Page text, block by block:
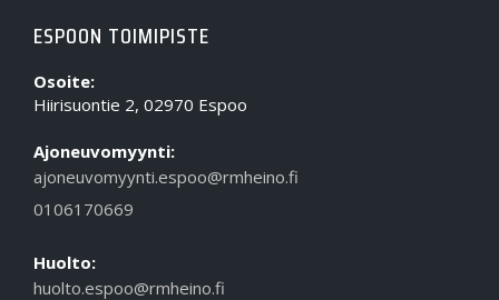
ESPOON TOIMIPISTE
Osoite:
Hiirisuontie 2, 02970 Espoo
Ajoneuvomyynti:
ajoneuvomyynti.espoo@rmheino.fi
0106170669
Huolto:
huolto.espoo@rmheino.fi